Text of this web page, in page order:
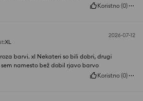
Koristno (0)
2026-07-12
:XL
barvi. xl Nekateri so bili dobri, drugi
namesto bež dobil rjavo barvo
Koristno (0)